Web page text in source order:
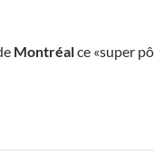
Montréalce «super